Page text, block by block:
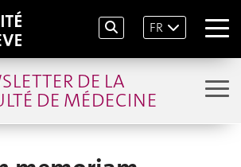
FR
DE LA
DE MÉDECINE